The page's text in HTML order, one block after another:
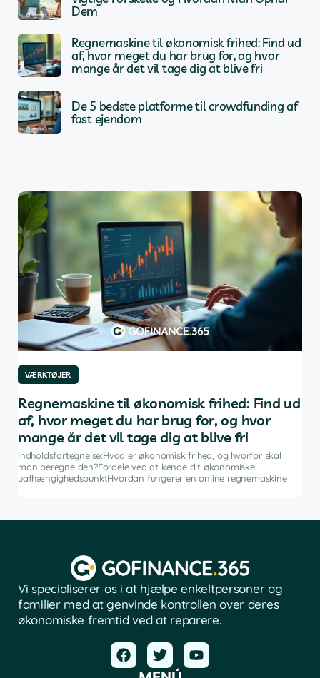
Dem
Regnemaskine til økonomisk frihed: Find ud
af, hvor meget du har brug for, og hvor
mange år det vil tage dig at blive fri
De 5 bedste platforme til crowdfunding af
fast ejendom
VÆRKTØJER
Regnemaskine til økonomisk frihed: Find ud
af, hvor meget du har brug for, og hvor
mange år det vil tage dig at blive fri
Indholdsfortegnelse:Hvad er økonomisk frihed, og hvorfor skal
man beregne den?Fordele ved at kende dit økonomiske
uafhængighedspunktHvordan fungerer en online regnemaskine
Vi specialiserer os i at hjælpe enkeltpersoner og
familier med at genvinde kontrollen over deres
økonomiske fremtid ved at reparere.